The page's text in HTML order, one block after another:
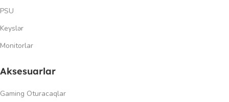
PSU
Keyslər
Monitorlar
Aksesuarlar
Gaming Oturacaqlar